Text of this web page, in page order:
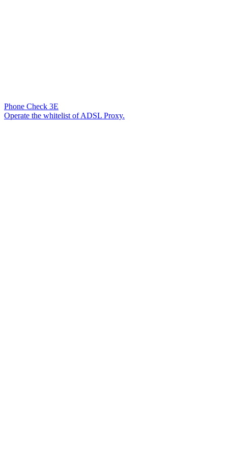
Phone Check 3E
Operate the whitelist of ADSL Proxy.